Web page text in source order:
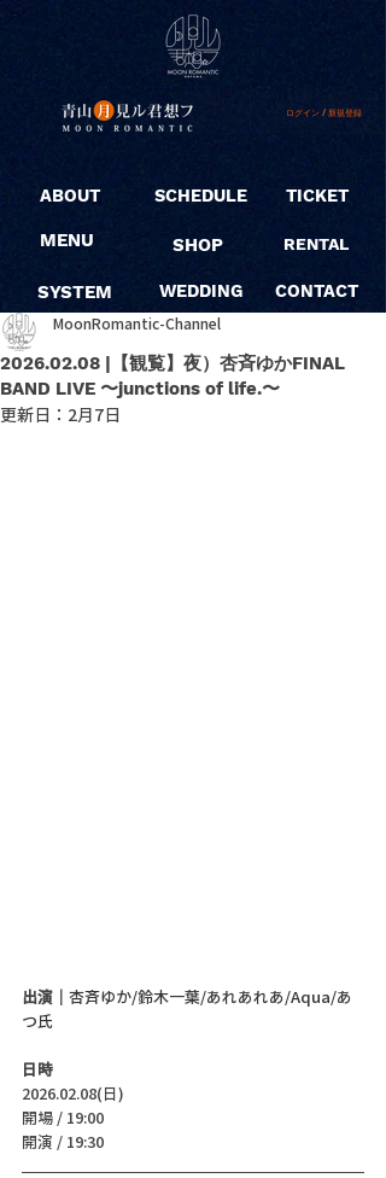
ログイン / 新規登録
ABOUT
MENU
SYSTEM
SCHEDULE
SHOP
WEDDING
TICKET
RENTAL
CONTACT
2026.02.08 |【観覧】夜）杏斉ゆかFINAL
BAND LIVE 〜junctions of life.〜
MoonRomantic-Channel
更新日： 2月7日
出演｜ 杏斉ゆか/鈴木一葉/あれあれあ/Aqua/あ
つ氏
日時
2026.02.08(日)
開場 / 19:00
開演 / 19:30